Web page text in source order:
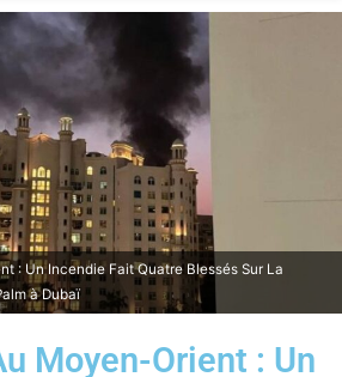
: Un Incendie Fait Quatre Blessés Sur La
à Dubaï
Moyen-Orient : Un